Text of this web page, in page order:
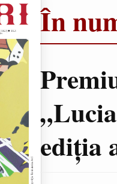
În
ediţia